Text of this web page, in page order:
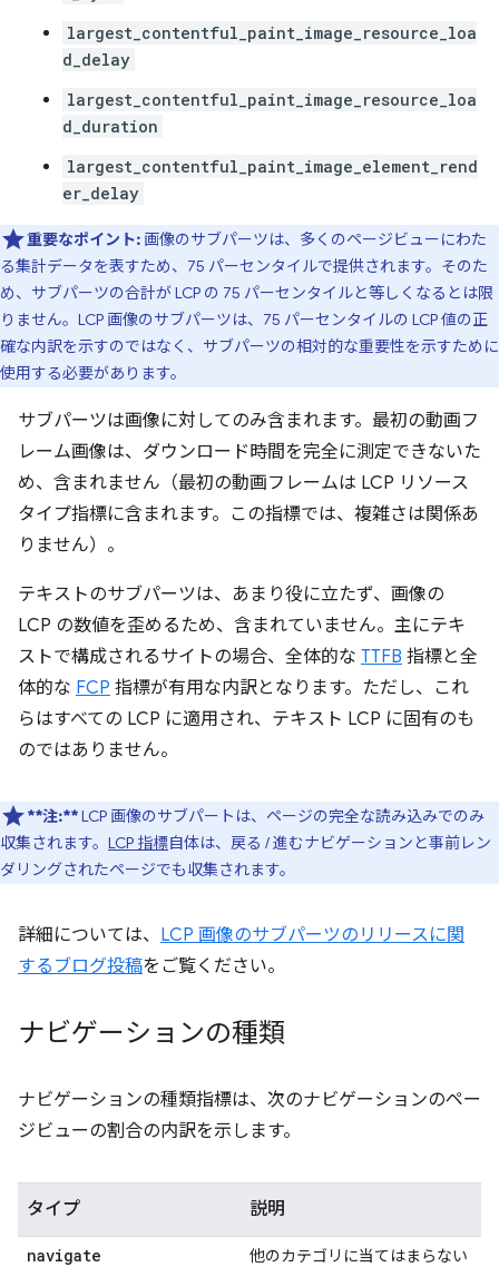
largest_contentful_paint_image_resource_loa
d_delay
largest_contentful_paint_image_resource_loa
d_duration
largest_contentful_paint_image_element_rend
er_delay
重要なポイント: 画像のサブパーツは、多くのページビューにわた
る集計データを表すため、75 パーセンタイルで提供されます。そのた
め、サブパーツの合計が LCP の 75 パーセンタイルと等しくなるとは限
りません。LCP 画像のサブパーツは、75 パーセンタイルの LCP 値の正
確な内訳を示すのではなく、サブパーツの相対的な重要性を示すために
使用する必要があります。
サブパーツは画像に対してのみ含まれます。最初の動画フ
レーム画像は、ダウンロード時間を完全に測定できないた
め、含まれません（最初の動画フレームは LCP リソース
タイプ指標に含まれます。この指標では、複雑さは関係あ
りません）。
テキストのサブパーツは、あまり役に立たず、画像の
LCP の数値を歪めるため、含まれていません。主にテキ
ストで構成されるサイトの場合、全体的な TTFB 指標と全
体的な FCP 指標が有用な内訳となります。ただし、これ
らはすべての LCP に適用され、テキスト LCP に固有のも
のではありません。
**注:**LCP 画像のサブパートは、ページの完全な読み込みでのみ
収集されます。 LCP 指標自体は、戻る / 進むナビゲーションと事前レン
ダリングされたページでも収集されます。
詳細については、 LCP 画像のサブパーツのリリースに関
するブログ投稿をご覧ください。
ナビゲーションの種類
ナビゲーションの種類指標は、次のナビゲーションのペー
ジビューの割合の内訳を示します。
タイプ 説明
navigate
他のカテゴリに当てはまらない